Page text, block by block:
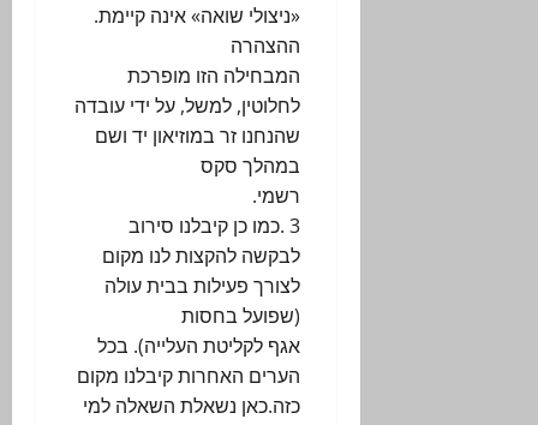
«ניצולי שואה» אינה קיימת.
ההצהרה
המבחילה הזו מופרכת
לחלוטין, למשל, על ידי עובדה
שהנחנו זר במוזיאון יד ושם
במהלך סקס
רשמי.
3 .כמו כן קיבלנו סירוב
לבקשה להקצות לנו מקום
לצורך פעילות בבית עולה
(שפועל בחסות
אגף לקליטת העלייה). בכל
הערים האחרות קיבלנו מקום
כזה.כאן נשאלת השאלה למי